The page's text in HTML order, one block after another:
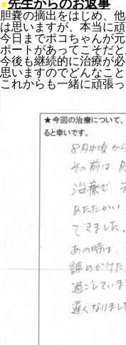
●先生からのお返事
胆嚢の摘出をはじめ、
は思いますが、本当に
今日までポコちゃんが
ポートがあってこそだと
今後も継続的に治療が
思いますのでどんなこ
これからも一緒に頑張